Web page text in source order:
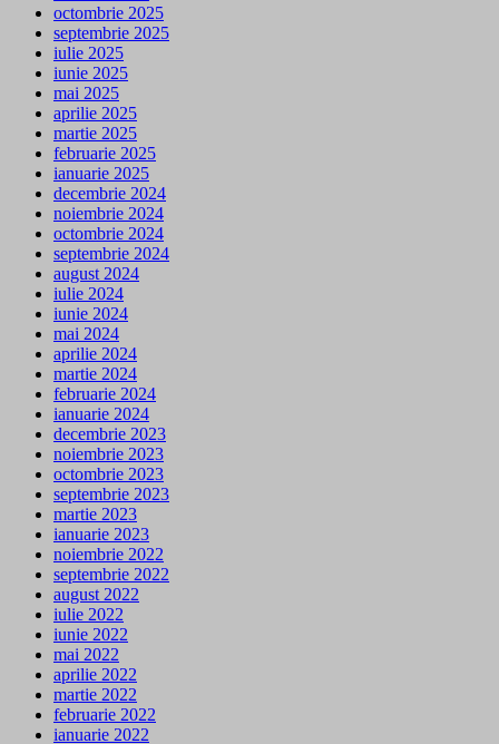
octombrie 2025
septembrie 2025
iulie 2025
iunie 2025
mai 2025
aprilie 2025
martie 2025
februarie 2025
ianuarie 2025
decembrie 2024
noiembrie 2024
octombrie 2024
septembrie 2024
august 2024
iulie 2024
iunie 2024
mai 2024
aprilie 2024
martie 2024
februarie 2024
ianuarie 2024
decembrie 2023
noiembrie 2023
octombrie 2023
septembrie 2023
martie 2023
ianuarie 2023
noiembrie 2022
septembrie 2022
august 2022
iulie 2022
iunie 2022
mai 2022
aprilie 2022
martie 2022
februarie 2022
ianuarie 2022